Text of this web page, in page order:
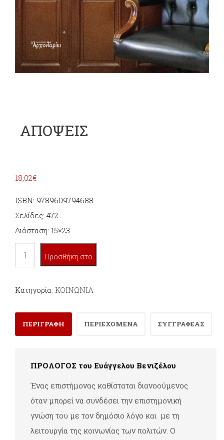
ΑΠΟΨΕΙΣ
18,02€
ISBN: 9789609794688
Σελίδες: 472
Διάσταση: 15×23
ποσότητα
Προσθήκη στο
Κατηγορία: ΚΟΙΝΩΝΙΑ
ΠΕΡΙΓΡΑΦΗ ΠΕΡΙΕΧΟΜΕΝΑ ΣΥΓΓΡΑΦΕΑΣ
ΠΡΟΛΟΓΟΣ του Ευάγγελου Βενιζέλου
Ένας επιστήμονας καθίσταται διανοούμενος
όταν μπορεί να συνδέσει την επιστημονική
γνώση του με τον δημόσιο λόγο και με τη
λειτουργία της κοινωνίας των πολιτών. Ο